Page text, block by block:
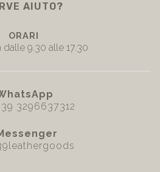
AIUTO?
ORARI
dalle 9.30 alle 17.30
3296637312